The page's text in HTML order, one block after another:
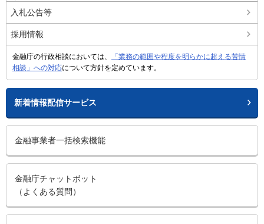
入札公告等
採用情報
金融庁の行政相談においては、
「業務の範囲や程度を明らかに超える苦情
相談」への対応について方針を定めています。
新着情報配信サービス
金融事業者一括検索機能
金融庁チャットボット
（よくある質問）